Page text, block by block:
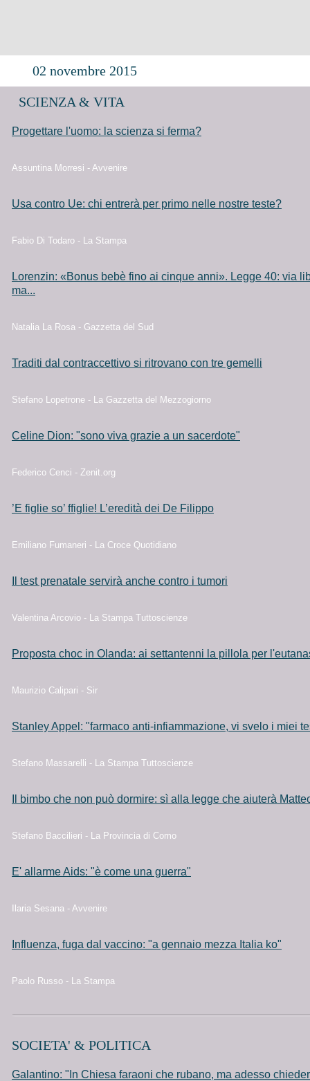
02 novembre 2015
SCIENZA & VITA
Progettare l'uomo: la scienza si ferma?
Assuntina Morresi - Avvenire
Usa contro Ue: chi entrerà per primo nelle nostre teste?
Fabio Di Todaro - La Stampa
Lorenzin: «Bonus bebè fino ai cinque anni». Legge 40: via
ma...
Natalia La Rosa - Gazzetta del Sud
Traditi dal contraccettivo si ritrovano con tre gemelli
Stefano Lopetrone - La Gazzetta del Mezzogiorno
Celine Dion: "sono viva grazie a un sacerdote"
Federico Cenci - Zenit.org
’E figlie so’ ffiglie! L’eredità dei De Filippo
Emiliano Fumaneri - La Croce Quotidiano
Il test prenatale servirà anche contro i tumori
Valentina Arcovio - La Stampa Tuttoscienze
Proposta choc in Olanda: ai settantenni la pillola per
Maurizio Calipari - Sir
Stanley Appel: "farmaco anti-infiammazione, vi svelo i miei
Stefano Massarelli - La Stampa Tuttoscienze
Il bimbo che non può dormire: sì alla legge che aiuterà
Stefano Baccilieri - La Provincia di Como
E' allarme Aids: "è come una guerra"
Ilaria Sesana - Avvenire
Influenza, fuga dal vaccino: "a gennaio mezza Italia ko"
Paolo Russo - La Stampa
SOCIETA' & POLITICA
Galantino: "In Chiesa faraoni che rubano, ma adesso